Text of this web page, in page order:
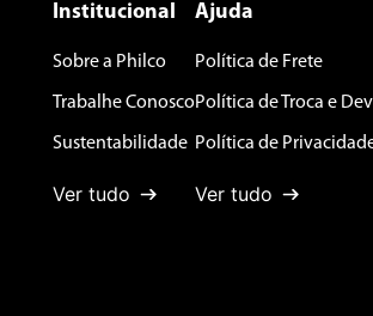
Endereço de
Escreva uma
Institucional
Sobre a Philco
Trabalhe Conosco
Sustentabilidade
Ver tudo
Ajuda
Política de Frete
Política de Troca e
Política de
Ver tudo